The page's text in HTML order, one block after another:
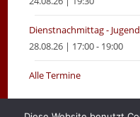
Dienstnachmittag -
28.08.26 | 17:00 - 19:00
Alle Termine